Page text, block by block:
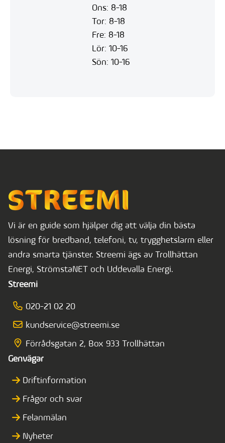
Ons: 8-18
Tor: 8-18
Fre: 8-18
Lör: 10-16
Sön: 10-16
Vi är en guide som hjälper dig att välja din bästa
lösning för bredband, telefoni, tv, trygghetslarm eller
andra smarta tjänster. Streemi ägs av Trollhättan
Energi, StrömstaNET och Uddevalla Energi.
Streemi
020-21 02 20
kundservice@streemi.se
Förrådsgatan 2, Box 933 Trollhättan
Genvägar
Driftinformation
Frågor och svar
Felanmälan
Nyheter